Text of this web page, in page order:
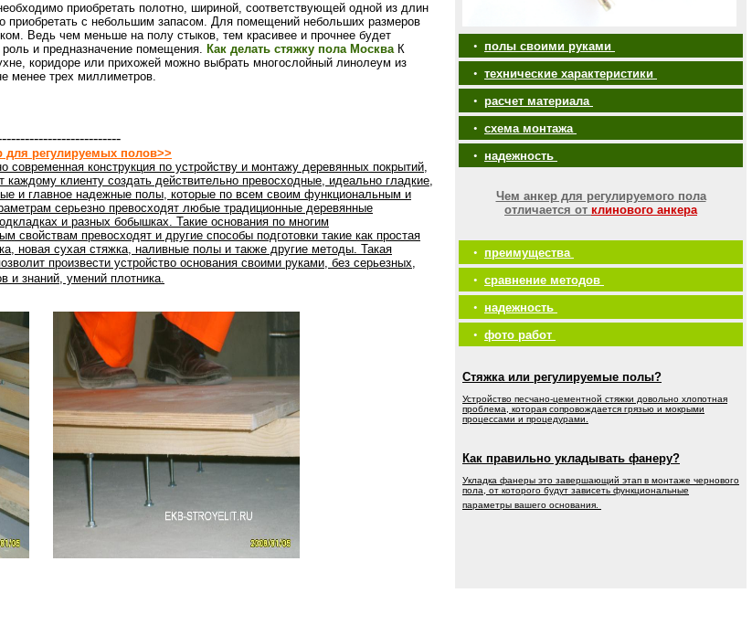
приобретать полотно, шириной, соответствующей одной из длин
приобретать с небольшим запасом. Для помещений небольших размеров
Ведь чем меньше на полу стыков, тем красивее и прочнее будет
и предназначение помещения. Как делать стяжку пола МоскваК
коридоре или прихожей можно выбрать многослойный линолеум из
менее трех миллиметров.
для регулируемых полов>>
современная конструкция по устройству и монтажу деревянных покрытий,
каждому клиенту создать действительно превосходные, идеально гладкие,
и главное надежные полы, которые по всем своим функциональным и
серьезно превосходят любые традиционные деревянные
и разных бобышках. Такие основания по многим
свойствам превосходят и другие способы подготовки такие как простая
новая сухая стяжка, наливные полы и также другие методы. Такая
произвести устройство основания своими руками, без серьезных,
и знаний, умений плотника.
• полы своими руками
• технические характеристики
• расчет материала
• схема монтажа
• надежность
Чем анкер для регулируемого пола
отличается от клинового анкера
• преимущества
• сравнение методов
• надежность
• фото работ
Стяжка или регулируемые полы?
Устройство песчано-цементной стяжки довольно хлопотная
проблема, которая сопровождается грязью и мокрыми
процессами и процедурами.
Как правильно укладывать фанеру?
Укладка фанеры это завершающий этап в монтаже чернового
пола, от которого будут зависеть функциональные
параметры вашего основания.